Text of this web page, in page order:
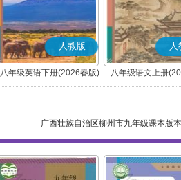
人教版
八年级英语下册(2026春版)
人
八年级语文上册
(部编版)
广西壮族自治区柳州市九年级课本版本